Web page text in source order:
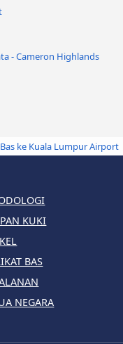
- Cameron Highlands
Bas ke Kuala Lumpur Airport
KUKI
BAS
NEGARA